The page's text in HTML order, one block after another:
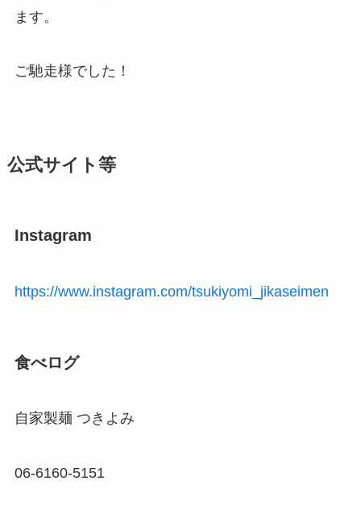
ます。
ご馳走様でした！
公式サイト等
Instagram
https://www.instagram.com/tsukiyomi_jikaseimen
食べログ
自家製麺 つきよみ
06-6160-5151